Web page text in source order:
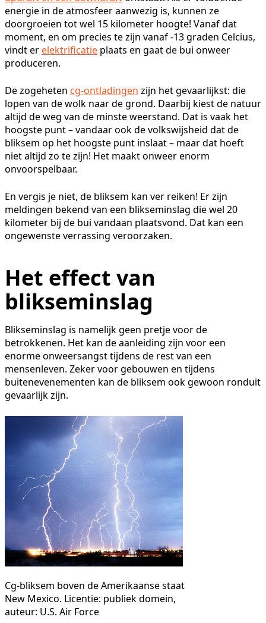
energie in de atmosfeer aanwezig is, kunnen ze
doorgroeien tot wel 15 kilometer hoogte! Vanaf dat
moment, en om precies te zijn vanaf -13 graden Celcius,
vindt er elektrificatie plaats en gaat de bui onweer
produceren.
De zogeheten cg-ontladingen zijn het gevaarlijkst: die
lopen van de wolk naar de grond. Daarbij kiest de natuur
altijd de weg van de minste weerstand. Dat is vaak het
hoogste punt – vandaar ook de volkswijsheid dat de
bliksem op het hoogste punt inslaat – maar dat hoeft
niet altijd zo te zijn! Het maakt onweer enorm
onvoorspelbaar.
En vergis je niet, de bliksem kan ver reiken! Er zijn
meldingen bekend van een blikseminslag die wel 20
kilometer bij de bui vandaan plaatsvond. Dat kan een
ongewenste verrassing veroorzaken.
Het effect van
blikseminslag
Blikseminslag is namelijk geen pretje voor de
betrokkenen. Het kan de aanleiding zijn voor een
enorme onweersangst tijdens de rest van een
mensenleven. Zeker voor gebouwen en tijdens
buitenevenementen kan de bliksem ook gewoon ronduit
gevaarlijk zijn.
Cg-bliksem boven de Amerikaanse staat
New Mexico. Licentie: publiek domein,
auteur: U.S. Air Force